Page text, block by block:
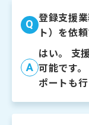
Q 登録支援
ト）を依
A
はい。 支
可能です。
ポートも行